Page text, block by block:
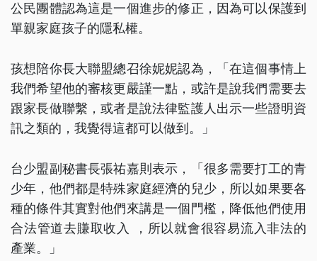
公民團體認為這是一個進步的修正，因為可以保護到
單親家庭孩子的隱私權。
孩想陪你長大聯盟總召徐妮妮認為，「在這個事情上
我們希望他的審核更嚴謹一點，或許是說我們需要去
跟家長做聯繫，或者是說法律監護人出示一些證明資
訊之類的，我覺得這都可以做到。」
台少盟副秘書長張祐嘉則表示，「很多需要打工的青
少年，他們都是特殊家庭經濟的兒少，所以如果要各
種的條件其實對他們來講是一個門檻，降低他們使用
合法管道去賺取收入 ，所以就會很容易流入非法的
產業。」